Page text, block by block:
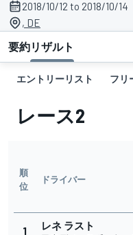
2018/10/12 to 2018/10/14
, DE
要約リザルト
エントリーリスト フリ
レース2
順
位
ドライバー
1 レネ ラスト